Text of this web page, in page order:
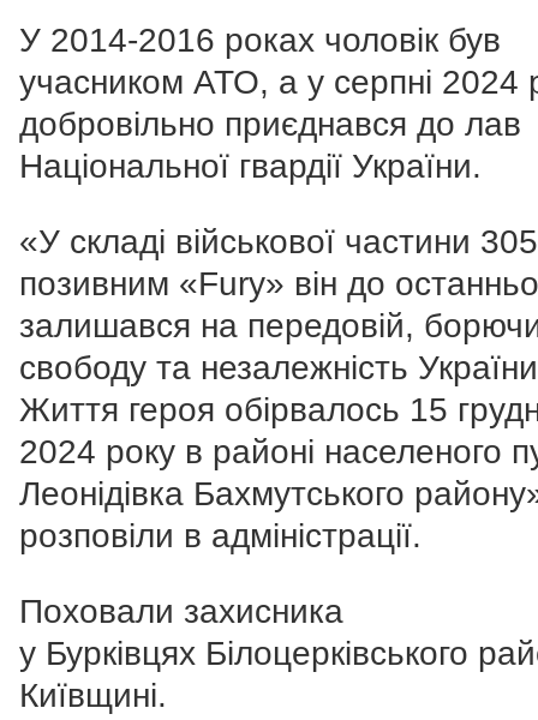
У 2014-2016 роках чоловік був
учасником АТО, а у серпні 2024
добровільно приєднався до лав
Національної гвардії України.
«У складі військової частини
позивним «Fury» він до
залишався на передовій,
свободу та незалежність
Життя героя обірвалось 15
2024 року в районі населеного
Леонідівка Бахмутського
розповіли в адміністрації.
Поховали захисника
у Бурківцях Білоцерківського
Київщині.